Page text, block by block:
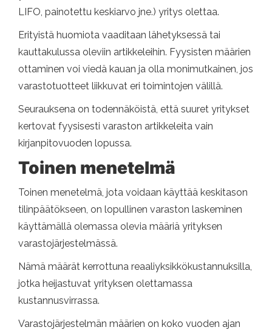
LIFO, painotettu keskiarvo jne.) yritys olettaa.
Erityistä huomiota vaaditaan lähetyksessä tai
kauttakulussa oleviin artikkeleihin. Fyysisten määrien
ottaminen voi viedä kauan ja olla monimutkainen, jos
varastotuotteet liikkuvat eri toimintojen välillä.
Seurauksena on todennäköistä, että suuret yritykset
kertovat fyysisesti varaston artikkeleita vain
kirjanpitovuoden lopussa.
Toinen menetelmä
Toinen menetelmä, jota voidaan käyttää keskitason
tilinpäätökseen, on lopullinen varaston laskeminen
käyttämällä olemassa olevia määriä yrityksen
varastojärjestelmässä.
Nämä määrät kerrottuna reaaliyksikkökustannuksilla,
jotka heijastuvat yrityksen olettamassa
kustannusvirrassa.
Varastojärjestelmän määrien on koko vuoden ajan